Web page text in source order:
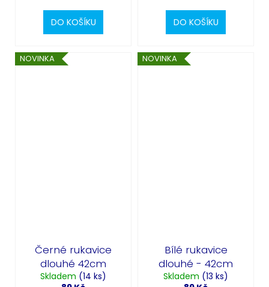
DO KOŠÍKU DO KOŠÍKU
NOVINKA
Černé rukavice
dlouhé 42cm
Skladem (14 ks)
NOVINKA
Bílé rukavice
dlouhé - 42cm
Skladem (13 ks)